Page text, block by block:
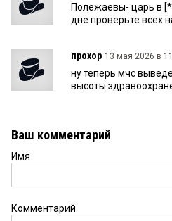
Полежаевы- царь в
дне.проверьте всех
прохор 13 мая 2026 в
ну теперь мчс
высоты
Ваш комментарий
Имя
Комментарий